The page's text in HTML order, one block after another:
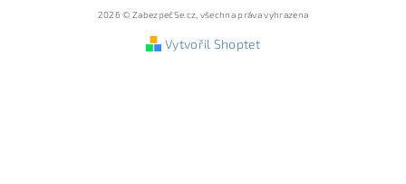
2026 © ZabezpečSe.cz, všechna práva vyhrazena
Vytvořil Shoptet